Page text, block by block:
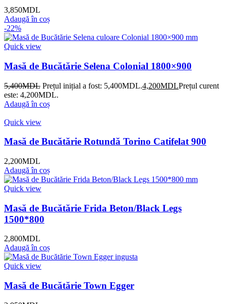
3,850MDL
Adaugă în coș
-22%
Quick view
Masă de Bucătărie Selena Colonial 1800×900
5,400MDL Prețul inițial a fost: 5,400MDL.4,200MDLPrețul curent
este: 4,200MDL.
Adaugă în coș
Quick view
Masă de Bucătărie Rotundă Torino Catifelat 900
2,200MDL
Adaugă în coș
Quick view
Masă de Bucătărie Frida Beton/Black Legs
1500*800
2,800MDL
Adaugă în coș
Quick view
Masă de Bucătărie Town Egger